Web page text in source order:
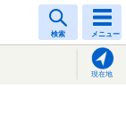
検索 メニュー
現在地